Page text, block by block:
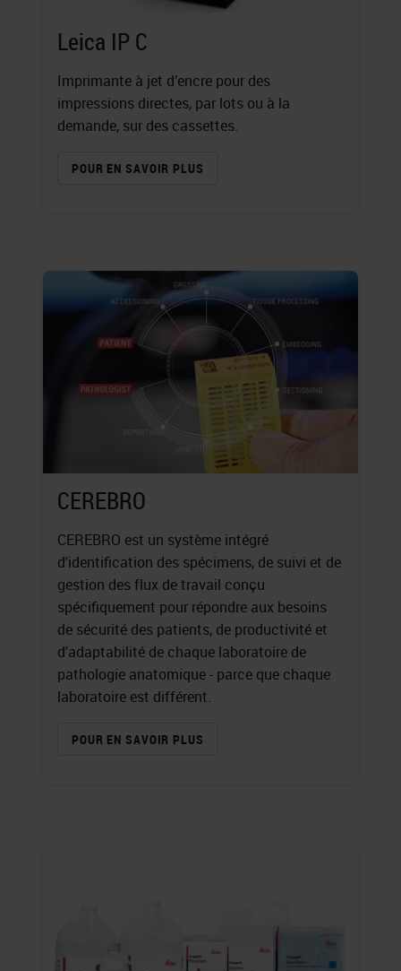
Leica IP C
Imprimante à jet d’encre pour des
impressions directes, par lots ou à la
demande, sur des cassettes.
POUR EN SAVOIR PLUS
CEREBRO
CEREBRO est un système intégré
d'identification des spécimens, de suivi et de
gestion des flux de travail conçu
spécifiquement pour répondre aux besoins
de sécurité des patients, de productivité et
d'adaptabilité de chaque laboratoire de
pathologie anatomique - parce que chaque
laboratoire est différent.
POUR EN SAVOIR PLUS